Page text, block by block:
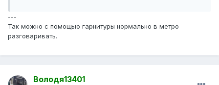
---
Так можно с помощью гарнитуры нормально в метро
разговаривать.
Володя13401